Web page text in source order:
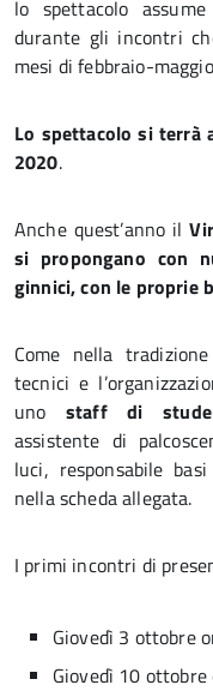
lo spettacolo
durante gli incontri
mesi di febbraio-
Lo spettacolo si terrà
2020.
Anche quest’anno il
si propongano con
ginnici, con le proprie
Come nella
tecnici e
uno staff di
assistente di
luci, responsabile
nella scheda allegata.
I primi incontri di
Giovedì 3 ottobre
Giovedì 10